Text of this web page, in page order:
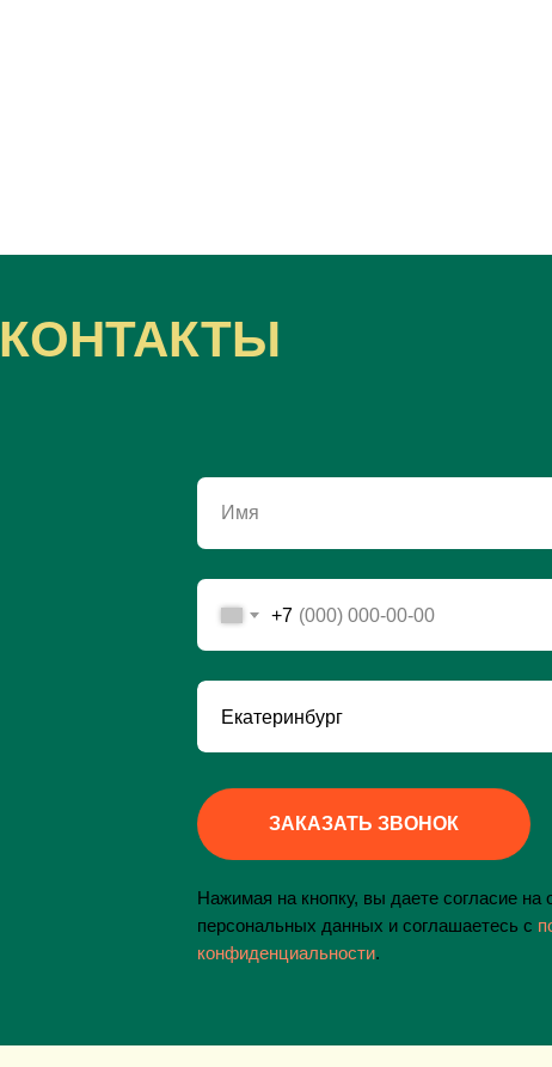
Имя
+7
ЗАКАЗАТЬ ЗВОНОК
Нажимая на кнопку, вы даете согласие на
персональных данных и соглашаетесь c
конфиденциальности.